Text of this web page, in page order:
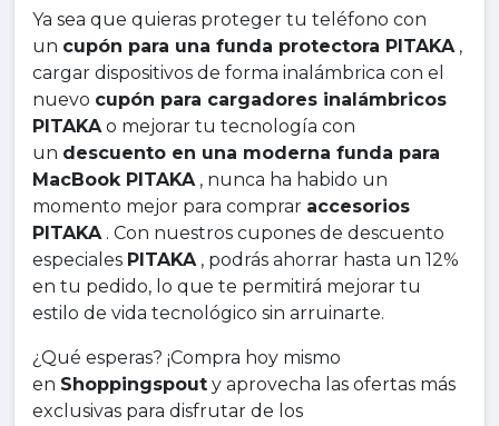
Ya sea que quieras proteger tu teléfono con
un cupón para una funda protectora PITAKA,
cargar dispositivos de forma inalámbrica con el
nuevo cupón para cargadores inalámbricos
PITAKAo mejorar tu tecnología con
un descuento en una moderna funda para
MacBook PITAKA, nunca ha habido un
momento mejor para comprar accesorios
PITAKA. Con nuestros cupones de descuento
especiales PITAKA, podrás ahorrar hasta un 12%
en tu pedido, lo que te permitirá mejorar tu
estilo de vida tecnológico sin arruinarte.
¿Qué esperas? ¡Compra hoy mismo
en Shoppingspout y aprovecha las ofertas más
exclusivas para disfrutar de los